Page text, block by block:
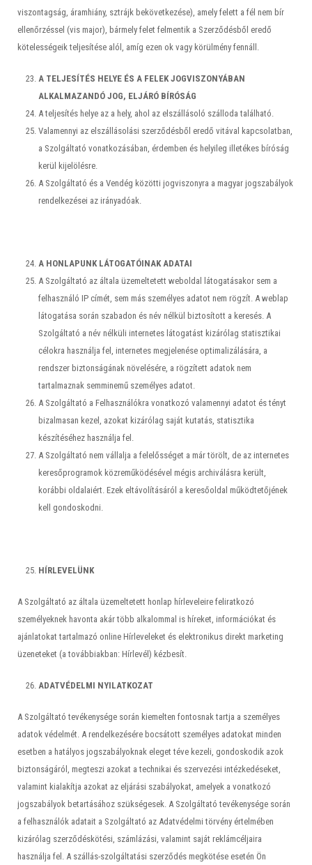
viszontagság, áramhiány, sztrájk bekövetkezése), amely felett a fél nem bír
ellenőrzéssel (vis major), bármely felet felmentik a Szerződésből eredő
kötelességeik teljesítése alól, amíg ezen ok vagy körülmény fennáll.
A TELJESÍTÉS HELYE ÉS A FELEK JOGVISZONYÁBAN
ALKALMAZANDÓ JOG, ELJÁRÓ BÍRÓSÁG
A teljesítés helye az a hely, ahol az elszállásoló szálloda található.
Valamennyi az elszállásolási szerződésből eredő vitával kapcsolatban,
a Szolgáltató vonatkozásában, érdemben és helyileg illetékes bíróság
kerül kijelölésre.
A Szolgáltató és a Vendég közötti jogviszonyra a magyar jogszabályok
rendelkezései az irányadóak.
A HONLAPUNK LÁTOGATÓINAK ADATAI
A Szolgáltató az általa üzemeltetett weboldal látogatásakor sem a
felhasználó IP címét, sem más személyes adatot nem rögzít. A weblap
látogatása során szabadon és név nélkül biztosított a keresés. A
Szolgáltató a név nélküli internetes látogatást kizárólag statisztikai
célokra használja fel, internetes megjelenése optimalizálására, a
rendszer biztonságának növelésére, a rögzített adatok nem
tartalmaznak semminemű személyes adatot.
A Szolgáltató a Felhasználókra vonatkozó valamennyi adatot és tényt
bizalmasan kezel, azokat kizárólag saját kutatás, statisztika
készítéséhez használja fel.
A Szolgáltató nem vállalja a felelősséget a már törölt, de az internetes
keresőprogramok közreműködésével mégis archiválásra került,
korábbi oldalaiért. Ezek eltávolításáról a keresőoldal működtetőjének
kell gondoskodni.
HÍRLEVELÜNK
A Szolgáltató az általa üzemeltetett honlap hírleveleire feliratkozó
személyeknek havonta akár több alkalommal is híreket, információkat és
ajánlatokat tartalmazó online Hírleveleket és elektronikus direkt marketing
üzeneteket (a továbbiakban: Hírlevél) kézbesít.
ADATVÉDELMI NYILATKOZAT
A Szolgáltató tevékenysége során kiemelten fontosnak tartja a személyes
adatok védelmét. A rendelkezésére bocsátott személyes adatokat minden
esetben a hatályos jogszabályoknak eleget téve kezeli, gondoskodik azok
biztonságáról, megteszi azokat a technikai és szervezési intézkedéseket,
valamint kialakítja azokat az eljárási szabályokat, amelyek a vonatkozó
jogszabályok betartásához szükségesek. A Szolgáltató tevékenysége során
a felhasználók adatait a Szolgáltató az Adatvédelmi törvény értelmében
kizárólag szerződéskötési, számlázási, valamint saját reklámcéljaira
használja fel. A szállás-szolgáltatási szerződés megkötése esetén Ön